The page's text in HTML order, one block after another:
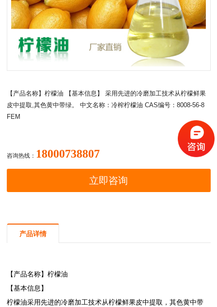
【产品名称】柠檬油 【基本信息】 采用先进的冷磨加工技术从柠檬鲜果
皮中提取,其色黄中带绿。 中文名称：冷榨柠檬油 CAS编号：8008-56-8
FEM
咨询热线： 18000738807
立即咨询
产品详情
【产品名称】 柠檬油
【基本信息】
柠檬油采用先进的冷磨加工技术从柠檬鲜果皮中提取，其色黄中带